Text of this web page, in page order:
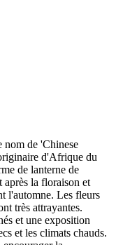
nom de 'Chinese
d'Afrique du
de lanterne de
après la floraison et
l'automne. Les fleurs
très attrayantes.
et une exposition
et les climats chauds.